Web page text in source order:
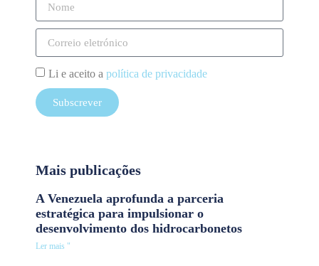
Li e aceito a política de privacidade
Subscrever
Mais publicações
A Venezuela aprofunda a parceria
estratégica para impulsionar o
desenvolvimento dos hidrocarbonetos
Ler mais "